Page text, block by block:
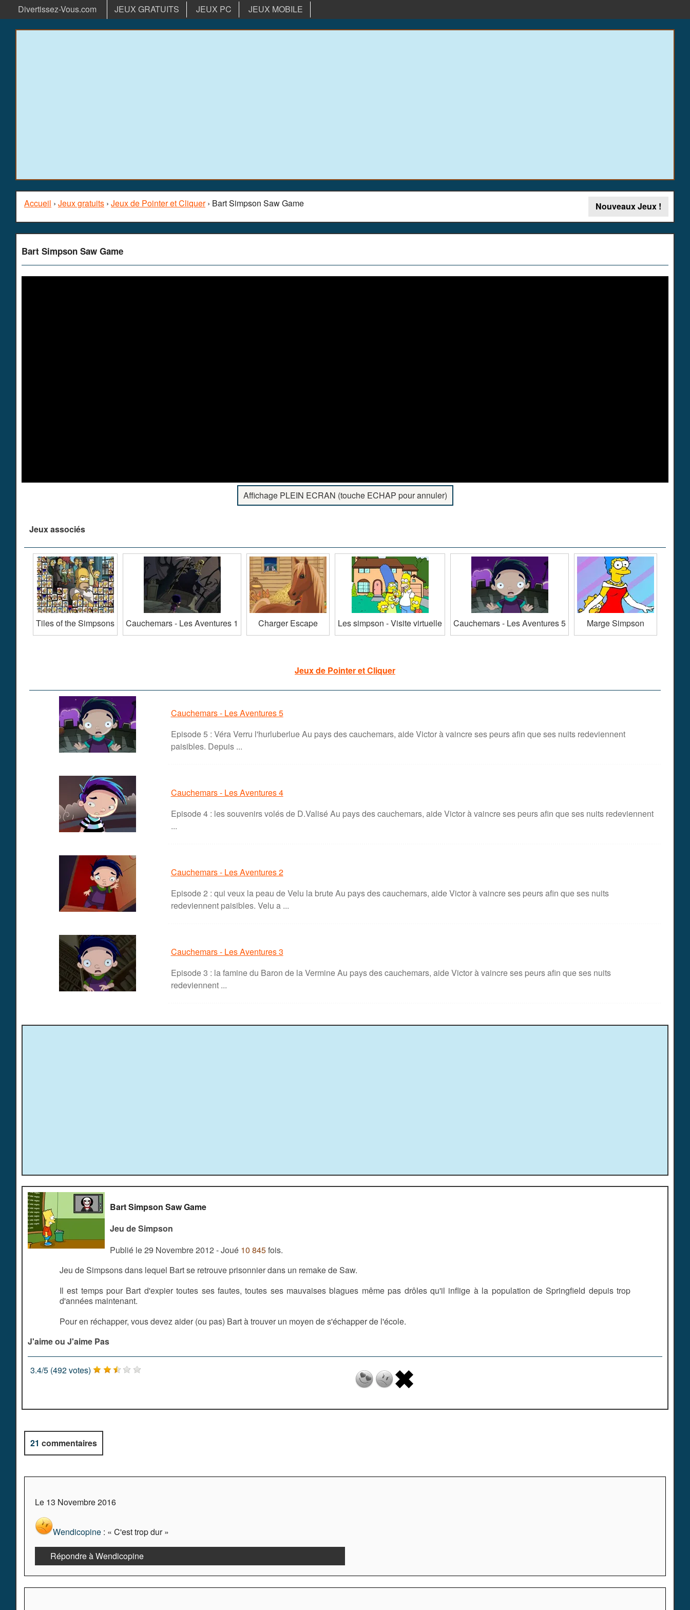
Divertissez-Vous.com JEUX GRATUITS JEUX PC JEUX MOBILE
Accueil › Jeux gratuits › Jeux de Pointer et Cliquer› Bart Simpson Saw Game Nouveaux Jeux !
Bart Simpson Saw Game
Affichage PLEIN ECRAN (touche ECHAP pour annuler)
Jeux associés
Tiles of the Simpsons Cauchemars - Les Aventures 1 Charger Escape Les simpson - Visite virtuelle Cauchemars - Les Aventures 5 Marge Simpson
Jeux de Pointer et Cliquer
Cauchemars - Les Aventures 5
Episode 5 : Véra Verru l'hurluberlue Au pays des cauchemars, aide Victor à vaincre ses peurs afin que ses nuits redeviennent
paisibles. Depuis ...
Cauchemars - Les Aventures 4
Episode 4 : les souvenirs volés de D.Valisé Au pays des cauchemars, aide Victor à vaincre ses peurs afin que ses nuits redeviennent
...
Cauchemars - Les Aventures 2
Episode 2 : qui veux la peau de Velu la brute Au pays des cauchemars, aide Victor à vaincre ses peurs afin que ses nuits
redeviennent paisibles. Velu a ...
Cauchemars - Les Aventures 3
Episode 3 : la famine du Baron de la Vermine Au pays des cauchemars, aide Victor à vaincre ses peurs afin que ses nuits
redeviennent ...
Bart Simpson Saw Game
Jeu de Simpson
Publié le 29 Novembre 2012 - Joué 10 845fois.
Jeu de Simpsons dans lequel Bart se retrouve prisonnier dans un remake de Saw.
Il est temps pour Bart d'expier toutes ses fautes, toutes ses mauvaises blagues même pas drôles qu'il inflige à la population de Springfield depuis trop
d'années maintenant.
Pour en réchapper, vous devez aider (ou pas) Bart à trouver un moyen de s'échapper de l'école.
J'aime ou J'aime Pas
3.4/5 (492votes)
21 commentaires
Le 13 Novembre 2016
Wendicopine : « C'est trop dur »
Répondre à Wendicopine